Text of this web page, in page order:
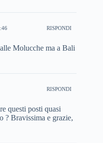
RISPONDI
Molucche ma a Bali
RISPONDI
questi posti quasi
? Bravissima e grazie,